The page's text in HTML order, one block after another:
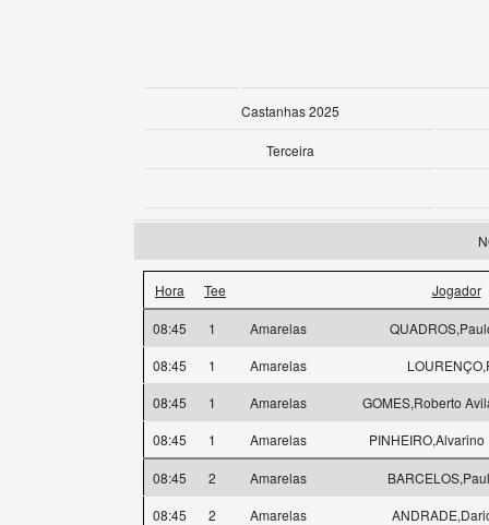
Castanhas 2025
Terceira
Hora Tee Jogador
08:45 1 Amarelas
08:45
1 Amarelas
08:45
1 Amarelas
GOMES,Roberto
08:45
1 Amarelas PINHEIRO,Alvarino
08:45 2 Amarelas
08:45
2 Amarelas